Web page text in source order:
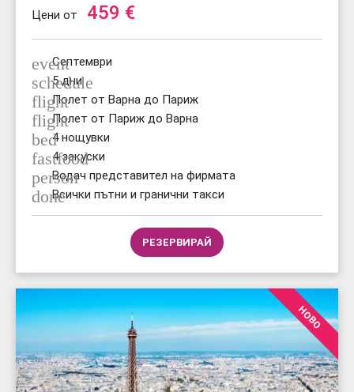
Цени от 459 €
event
Септември
schedule
5 дни
flightПолет от Варна до Париж
flightПолет от Париж до Варна
bed4 нощувки
fastfood
4 закуски
person
Водач представител на фирмата
doneВсички пътни и гранични такси
РЕЗЕРВИРАЙ
НОВО